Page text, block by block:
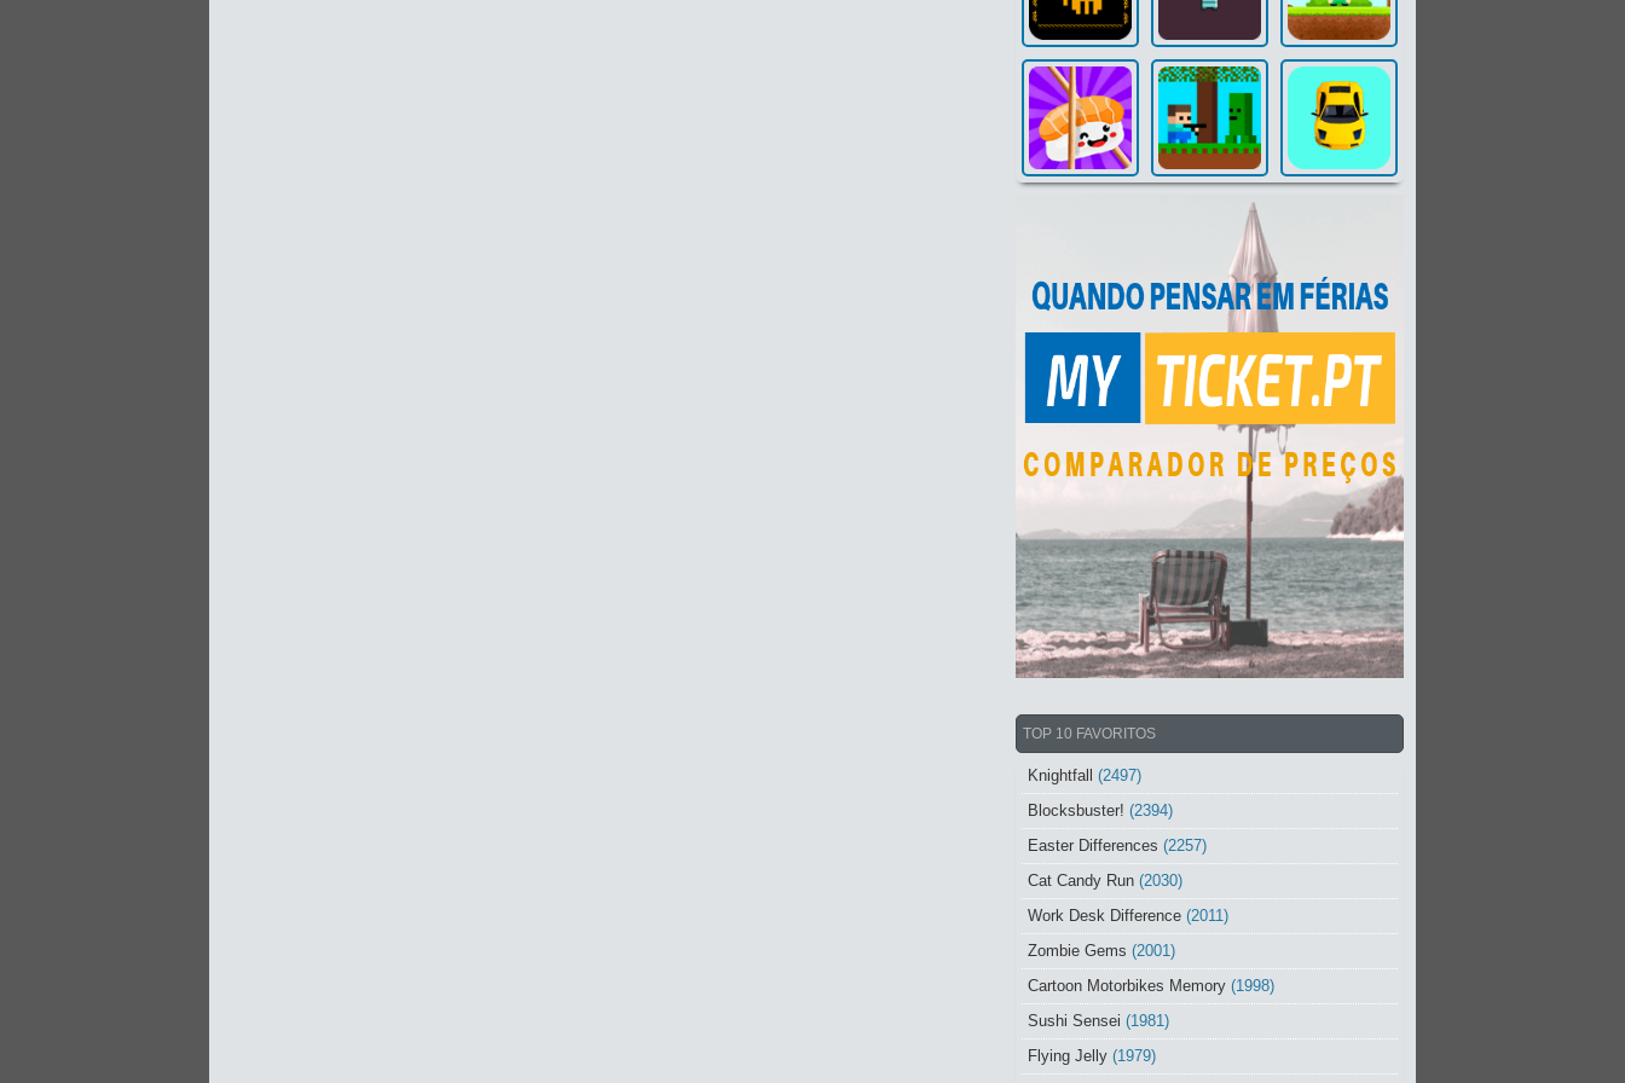
TOP 10 FAVORITOS
Knightfall (2497)
Blocksbuster! (2394)
Easter Differences (2257)
Cat Candy Run (2030)
Work Desk Difference (2011)
Zombie Gems (2001)
Cartoon Motorbikes Memory (1998)
Sushi Sensei (1981)
Flying Jelly (1979)